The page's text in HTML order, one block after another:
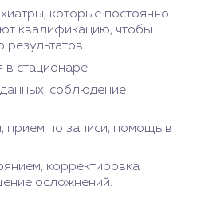
которые постоянно
квалификацию, чтобы
результатов.
стационаре.
соблюдение
прием по записи, помощь в
корректировка
осложнений.